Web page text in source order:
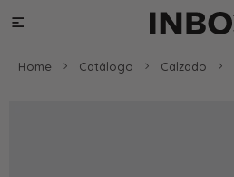

Home Catálogo Calzado